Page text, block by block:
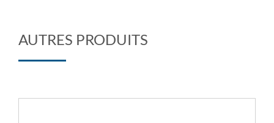
AUTRES PRODUITS